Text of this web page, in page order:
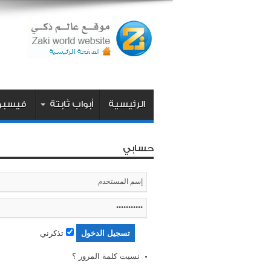
الرئيسية أبواب ثابتة
حسابي
تذكرني
نسيت كلمة المرور ؟